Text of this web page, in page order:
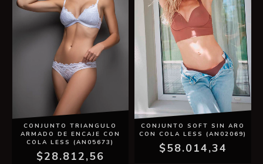
CONJUNTO TRIANGULO
ARMADO DE ENCAJE CON
COLA LESS (AN05673)
$28.812,56
CONJUNTO SOFT SIN ARO
CON COLA LESS (AN02069)
$58.014,34